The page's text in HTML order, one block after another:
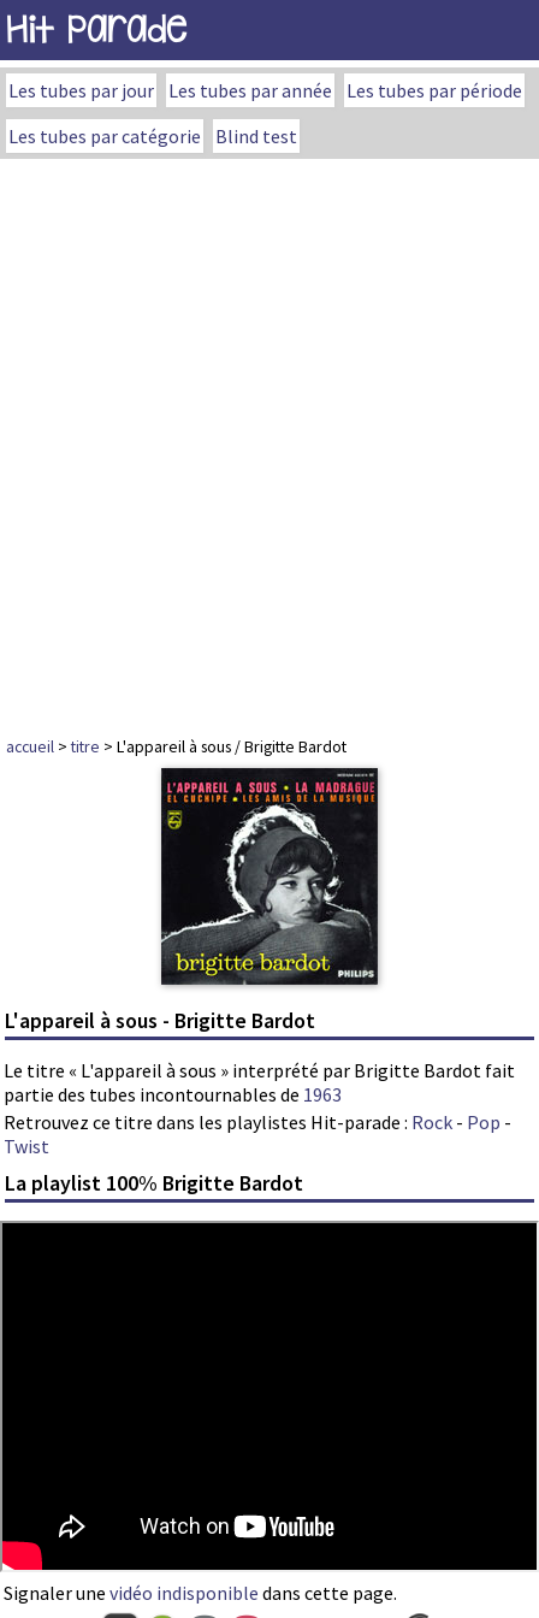
Hit Parade
Les tubes par jour Les tubes par année
Les tubes par période
Les tubes par catégorie
Blind test
accueil >titre > L'appareil à sous / Brigitte Bardot
L'appareil à sous - Brigitte Bardot
Le titre « L'appareil à sous » interprété par Brigitte Bardot fait
partie des tubes incontournables de 1963
Retrouvez ce titre dans les playlistes Hit-parade : Rock - Pop -
Twist
La playlist 100% Brigitte Bardot
Signaler une vidéo indisponible dans cette page.